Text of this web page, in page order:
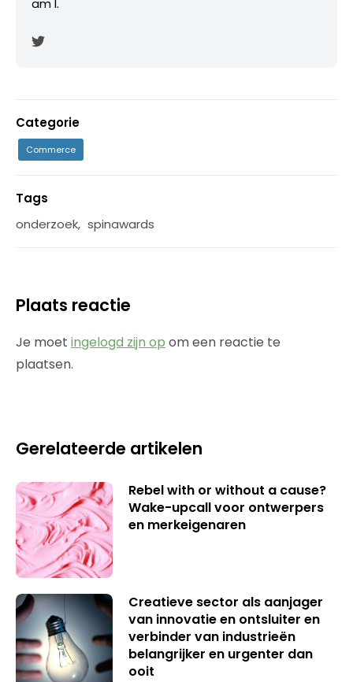
am I.
Categorie
Commerce
Tags
onderzoek, spinawards
Plaats reactie
Je moet ingelogd zijn op om een reactie te
plaatsen.
Gerelateerde artikelen
Rebel with or without a cause?
Wake-upcall voor ontwerpers
en merkeigenaren
Creatieve sector als aanjager
van innovatie en ontsluiter en
verbinder van industrieën
belangrijker en urgenter dan
ooit